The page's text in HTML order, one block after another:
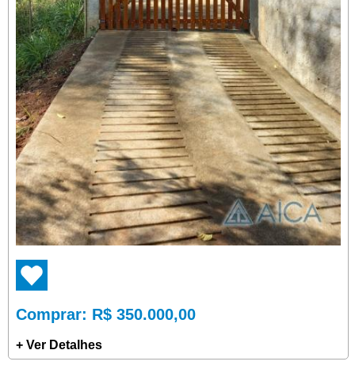
Comprar: R$ 350.000,00
+ Ver Detalhes